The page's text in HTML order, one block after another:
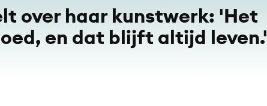
over haar kunstwerk: 'Het
en dat blijft altijd leven.'